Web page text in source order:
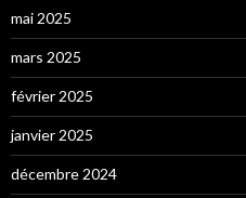
mai 2025
mars 2025
février 2025
janvier 2025
décembre 2024